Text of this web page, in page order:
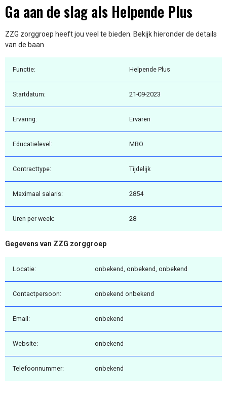
Ga aan de slag als Helpende Plus
ZZG zorggroep heeft jou veel te bieden. Bekijk hieronder de details
van de baan
Functie: Helpende Plus
Startdatum: 21-09-2023
Ervaring: Ervaren
Educatielevel: MBO
Contracttype: Tijdelijk
Maximaal salaris: 2854
Uren per week: 28
Gegevens van ZZG zorggroep
Locatie: onbekend, onbekend, onbekend
Contactpersoon: onbekend onbekend
Email: onbekend
Website: onbekend
Telefoonnummer: onbekend